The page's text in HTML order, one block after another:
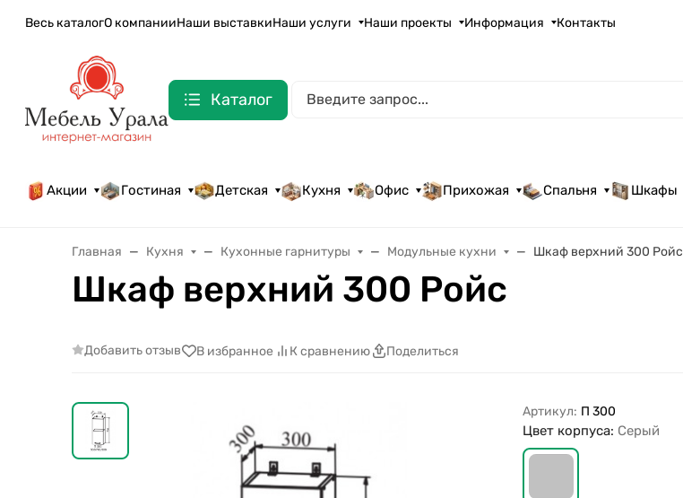
Весь каталогО компанииНаши выставкиНаши услуги Наши проекты Информация Контакты
Каталог
Акции Гостиная Детская Кухня Офис Прихожая Спальня Шкафы
Главная Кухня Кухонные гарнитуры Модульные кухни Шкаф верхний 300 Ройс
Шкаф верхний 300 Ройс
Добавить отзыв В избранное К сравнению Поделиться
Артикул: П 300
Цвет корпуса: Серый